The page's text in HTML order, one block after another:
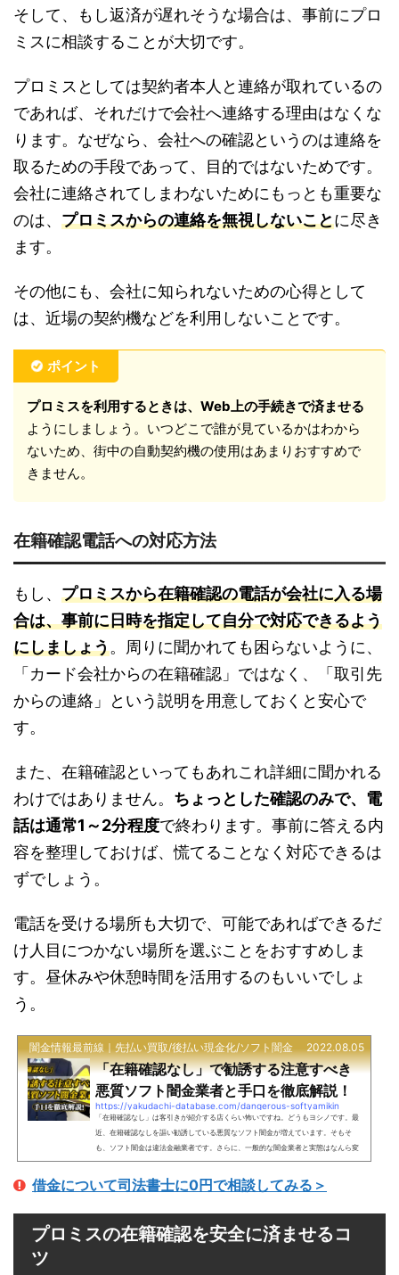
そして、もし返済が遅れそうな場合は、事前にプロ
ミスに相談することが大切です。
プロミスとしては契約者本人と連絡が取れているの
であれば、それだけで会社へ連絡する理由はなくな
ります。なぜなら、会社への確認というのは連絡を
取るための手段であって、目的ではないためです。
会社に連絡されてしまわないためにもっとも重要な
のは、 プロミスからの連絡を無視しないことに尽き
ます。
その他にも、会社に知られないための心得として
は、近場の契約機などを利用しないことです。
ポイント
プロミスを利用するときは、Web上の手続きで済ませる
ようにしましょう。いつどこで誰が見ているかはわから
ないため、街中の自動契約機の使用はあまりおすすめで
きません。
在籍確認電話への対応方法
もし、 プロミスから在籍確認の電話が会社に入る場
合は、事前に日時を指定して自分で対応できるよう
にしましょう。周りに聞かれても困らないように、
「カード会社からの在籍確認」ではなく、「取引先
からの連絡」という説明を用意しておくと安心で
す。
また、在籍確認といってもあれこれ詳細に聞かれる
わけではありません。 ちょっとした確認のみで、電
話は通常1～2分程度で終わります。事前に答える内
容を整理しておけば、慌てることなく対応できるは
ずでしょう。
電話を受ける場所も大切で、可能であればできるだ
け人目につかない場所を選ぶことをおすすめしま
す。昼休みや休憩時間を活用するのもいいでしょ
う。
闇金情報最前線｜先払い買取/後払い現金化/ソフト闇金 2022.08.05
「在籍確認なし」で勧誘する注意すべき
悪質ソフト闇金業者と手口を徹底解説！
https://yakudachi-database.com/dangerous-softyamikin
「在籍確認なし」は客引きが紹介する店くらい怖いですね。どうもヨシノです。最
近、在籍確認なしを謳い勧誘している悪質なソフト闇金が増えています。そもそ
も、ソフト闇金は違法金融業者です。さらに、一般的な闇金業者と実態はなんら変
わりありません。そこでここでは注意喚起のため、悪質なソフト闇金業者とその手
口をご紹介していきます。すでに引っかかってしまっている人はこちら。 「在籍確
認なし」で勧誘する注意すべき悪質ソフト闇金業者5選「在籍確認なし」で勧誘する
借金について司法書士に0円で相談してみる＞
プロミスの在籍確認を安全に済ませるコ
ツ